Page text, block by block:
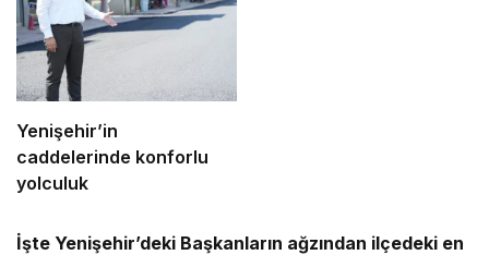
Yenişehir’in
caddelerinde konforlu
yolculuk
İşte Yenişehir’deki Başkanların ağzından ilçedeki en